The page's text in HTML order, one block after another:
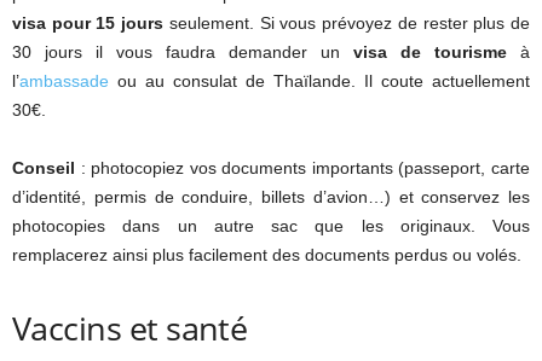
visa pour 15 jours seulement. Si vous prévoyez de rester plus de
30 jours il vous faudra demander un visa de tourisme à
l’ambassade ou au consulat de Thaïlande. Il coute actuellement
30€.
Conseil : photocopiez vos documents importants (passeport, carte
d’identité, permis de conduire, billets d’avion…) et conservez les
photocopies dans un autre sac que les originaux. Vous
remplacerez ainsi plus facilement des documents perdus ou volés.
Vaccins et santé